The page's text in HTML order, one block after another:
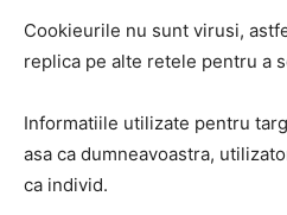
Cookieurile nu sunt virusi,
replica pe alte retele pentru a
Informatiile utilizate pentru
asa ca dumneavoastra,
ca individ.